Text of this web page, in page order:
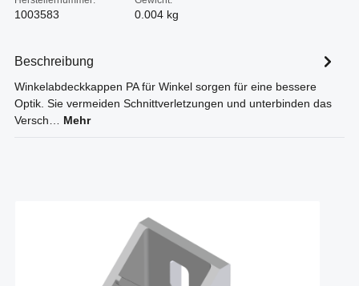
1003583 0.004 kg
Beschreibung
Winkelabdeckkappen PA für Winkel sorgen für eine bessere
Optik. Sie vermeiden Schnittverletzungen und unterbinden das
Versch… Mehr